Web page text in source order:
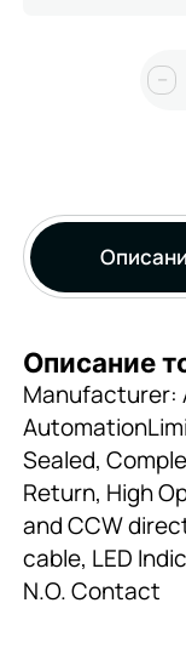
−
Описание
Manufacturer:
Sealed,
Return, High
and CCW
cable, LED
N.O. Contact